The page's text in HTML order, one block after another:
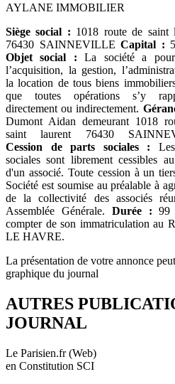
AYLANE IMMOBILIER
Siège social : 1018 route de saint
76430 SAINNEVILLECapital :
Objet social : La société a
l’acquisition, la gestion,
la location de tous biens
que toutes opérations s’y
directement ou indirectement.
Dumont Aidan demeurant 1018
saint laurent 76430
Cession de parts sociales :
sociales sont librement cessibles
d'un associé. Toute cession à un
Société est soumise au préalable à
de la collectivité des associés
Assemblée Générale. Durée : 99
compter de son immatriculation au
LE HAVRE.
La présentation de votre annonce
graphique du journal
AUTRES
JOURNAL
Le Parisien.fr (Web)
en Constitution SCI